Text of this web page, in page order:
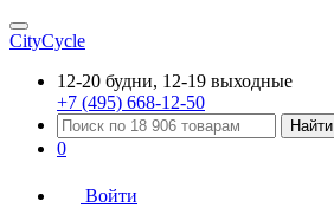
CityCycle
12-20 будни, 12-19 выходные
+7 (495) 668-12-50
Найти
0
Войти